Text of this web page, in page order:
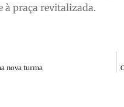
à praça revitalizada.
nova turma